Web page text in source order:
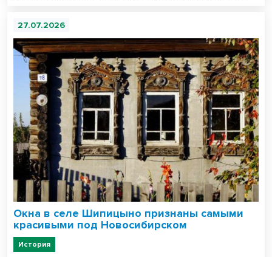
27.07.2026
Окна в селе Шипицыно признаны самыми
красивыми под Новосибирском
История